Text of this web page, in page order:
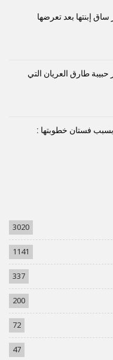
إبنتها بعد تعرضها
طارق العريان التي
بسبب فستان خطوبتها :
3020
1141
337
200
72
47